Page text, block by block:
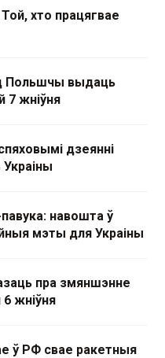
хто працягвае
Польшчы выдаць
7 жніўня
дзеянні
Украіны
навошта ў
мэты для Украіны
пра змяншэнне
6 жніўня
ў РФ свае ракетныя